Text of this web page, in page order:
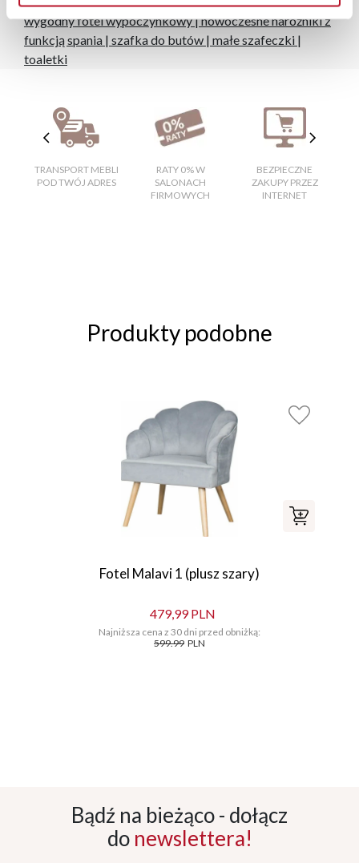
wygodny fotel wypoczynkowy|nowoczesne narożniki z
funkcją spania | szafka do butów | małe szafeczki |
toaletki
TRANSPORT MEBLI
POD TWÓJ ADRES
RATY 0% W
SALONACH
FIRMOWYCH
BEZPIECZNE
ZAKUPY PRZEZ
INTERNET
Produkty podobne
Fotel Malavi 1 (plusz szary)
479,99 PLN
Najniższa cena z 30 dni przed obniżką:
599.99 PLN
Bądź na bieżąco - dołącz
do newslettera!